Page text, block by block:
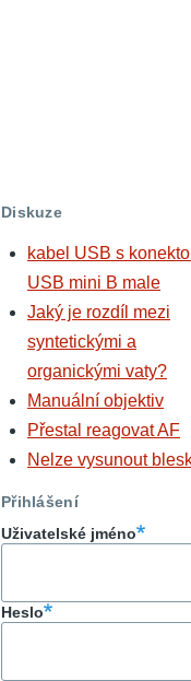
Diskuze
kabel USB s
USB mini B male
Jaký je rozdíl mezi
syntetickými a
organickými vaty?
Manuální objektiv
Přestal reagovat AF
Nelze vysunout
Přihlášení
Uživatelské jméno
Heslo